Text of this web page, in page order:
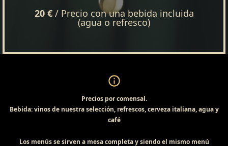
20 €/ Precio con una bebida incluida
(agua o refresco)
Precios por comensal.
Bebida: vinos de nuestra selección, refrescos, cerveza italiana, agua y
café
Los menús se sirven a mesa completa y siendo el mismo menú